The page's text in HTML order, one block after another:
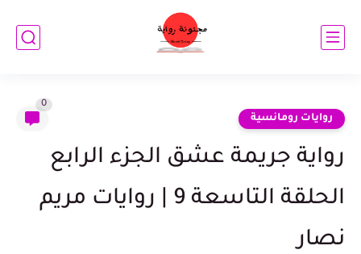
روايات رومانسية
0
رواية جريمة عشق الجزء الرابع
الحلقة التاسعة 9 | روايات مريم
نصار